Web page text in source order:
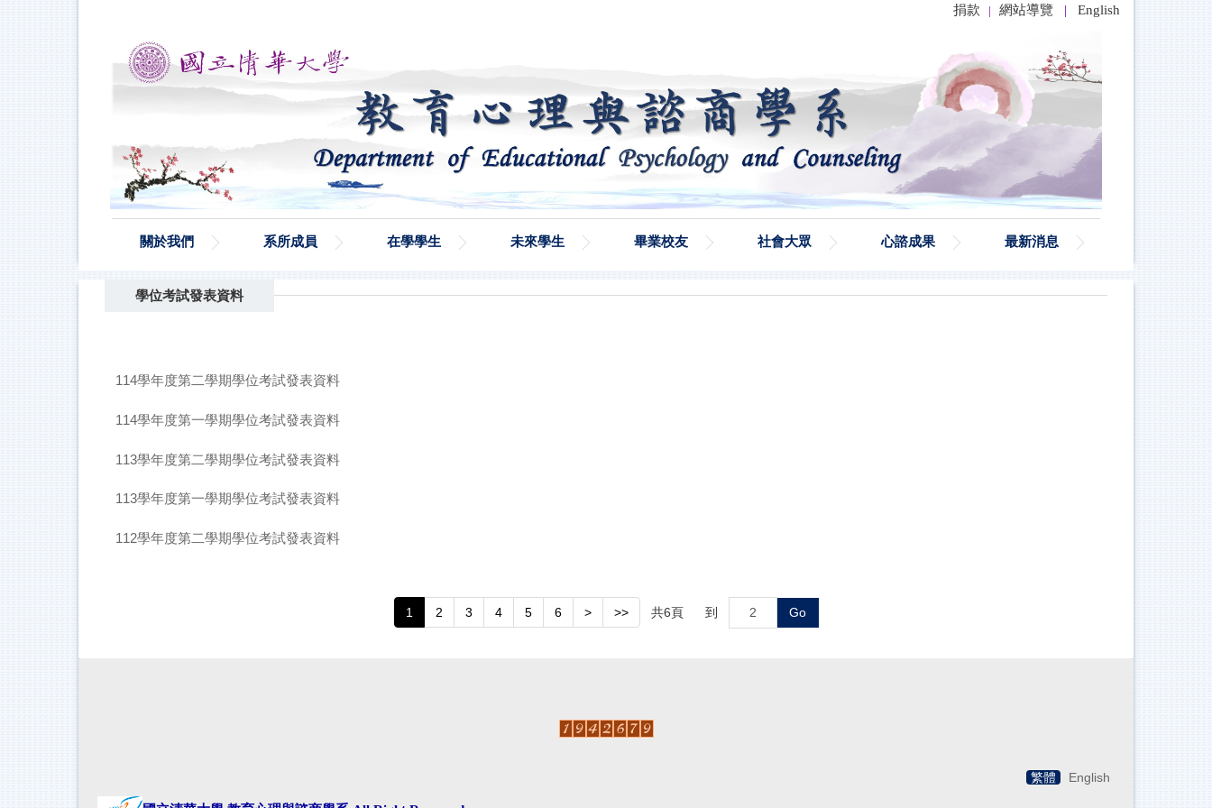
捐款 網站導覽 | English
關於我們 系所成員 在學學生 未來學生 畢業校友 社會大眾 心諮成果 最新消息
學位考試發表資料
114學年度第二學期學位考試發表資料
114學年度第一學期學位考試發表資料
113學年度第二學期學位考試發表資料
113學年度第一學期學位考試發表資料
112學年度第二學期學位考試發表資料
1 2 3 4 5 6 > >> 共6頁 到 Go
繁體 English